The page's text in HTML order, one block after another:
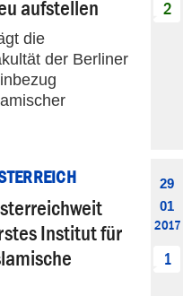
aufstellen
die
der Berliner
2
Ins­titut für
29
01
2017
1